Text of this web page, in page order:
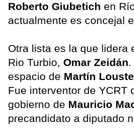
Roberto Giubetich en
actualmente es concejal
Otra lista es la que lidera
Rio Turbio, Omar Zeidán
espacio de Martín
Fue interventor de YCRT
gobierno de Mauricio
precandidato a diputado